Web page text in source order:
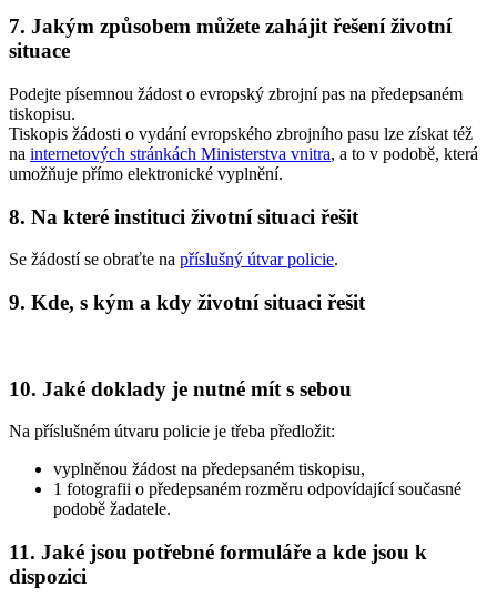
7. Jakým způsobem můžete zahájit řešení životní
situace
Podejte písemnou žádost o evropský zbrojní pas na předepsaném
tiskopisu.
Tiskopis žádosti o vydání evropského zbrojního pasu lze získat též
na internetových stránkách Ministerstva vnitra, a to v podobě, která
umožňuje přímo elektronické vyplnění.
8. Na které instituci životní situaci řešit
Se žádostí se obraťte na příslušný útvar policie.
9. Kde, s kým a kdy životní situaci řešit
10. Jaké doklady je nutné mít s sebou
Na příslušném útvaru policie je třeba předložit:
vyplněnou žádost na předepsaném tiskopisu,
1 fotografii o předepsaném rozměru odpovídající současné
podobě žadatele.
11. Jaké jsou potřebné formuláře a kde jsou k
dispozici